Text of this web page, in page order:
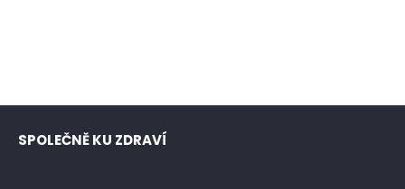
SPOLEČNĚ KU ZDRAVÍ